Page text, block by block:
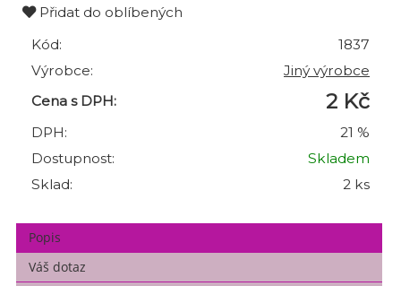
Přidat do oblíbených
Kód:
1837
Výrobce:
Jiný výrobce
Cena s DPH:
2 Kč
DPH:
21 %
Dostupnost:
Skladem
Sklad:
2 ks
Popis
Váš dotaz